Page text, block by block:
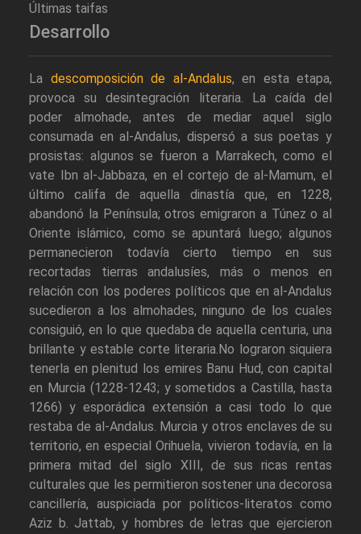
Últimas taifas
Desarrollo
La descomposición de al-Andalus, en esta etapa,
provoca su desintegración literaria. La caída del
poder almohade, antes de mediar aquel siglo
consumada en al-Andalus, dispersó a sus poetas y
prosistas: algunos se fueron a Marrakech, como el
vate Ibn al-Jabbaza, en el cortejo de al-Mamum, el
último califa de aquella dinastía que, en 1228,
abandonó la Península; otros emigraron a Túnez o al
Oriente islámico, como se apuntará luego; algunos
permanecieron todavía cierto tiempo en sus
recortadas tierras andalusíes, más o menos en
relación con los poderes políticos que en al-Andalus
sucedieron a los almohades, ninguno de los cuales
consiguió, en lo que quedaba de aquella centuria, una
brillante y estable corte literaria.No lograron siquiera
tenerla en plenitud los emires Banu Hud, con capital
en Murcia (1228-1243; y sometidos a Castilla, hasta
1266) y esporádica extensión a casi todo lo que
restaba de al-Andalus. Murcia y otros enclaves de su
territorio, en especial Orihuela, vivieron todavía, en la
primera mitad del siglo XIII, de sus ricas rentas
culturales que les permitieron sostener una decorosa
cancillería, auspiciada por políticos-literatos como
Aziz b. Jattab, y hombres de letras que ejercieron